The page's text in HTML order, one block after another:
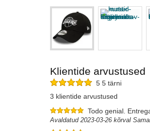
Klientide arvustused
5 5 tärni
3 klientide arvustused
Todo genial.
Avaldatud 2023-03-26 kõrval